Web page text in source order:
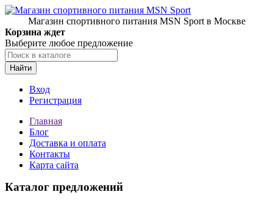
Магазин спортивного питания MSN Sport в Москве
Корзина ждет
Выберите любое предложение
Найти
Вход
Регистрация
Главная
Блог
Доставка и оплата
Контакты
Карта сайта
Каталог предложений